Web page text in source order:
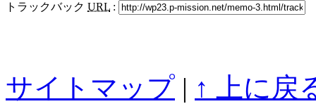
トラックバック URL :
サイトマップ | ↑ 上に戻